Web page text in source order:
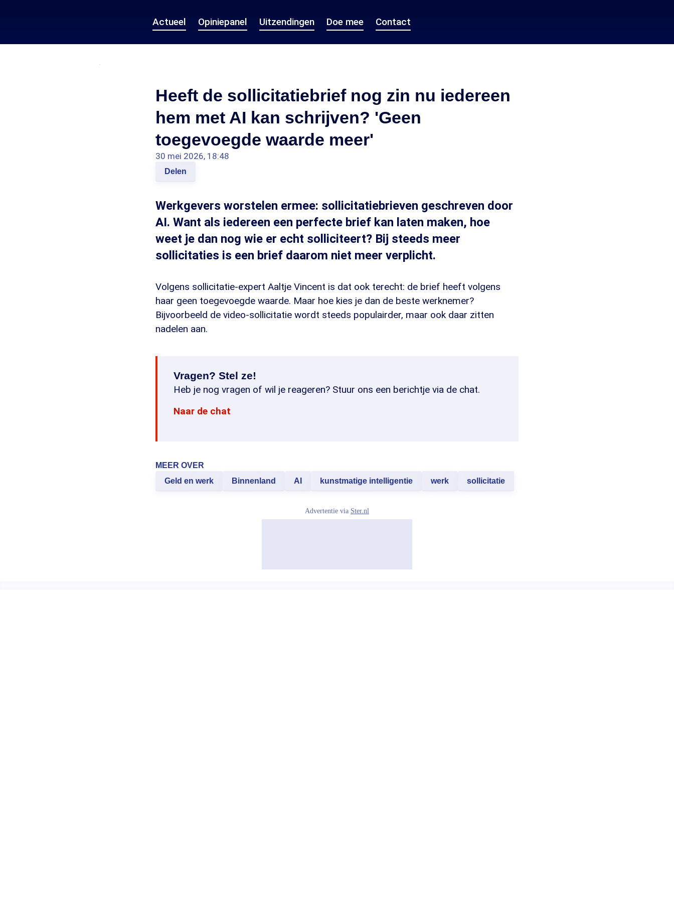
Actueel Opiniepanel Uitzendingen Doe mee Contact
Heeft de sollicitatiebrief nog zin nu iedereen
hem met AI kan schrijven? 'Geen
toegevoegde waarde meer'
30 mei 2026, 18:48
Delen
Werkgevers worstelen ermee: sollicitatiebrieven geschreven door
AI. Want als iedereen een perfecte brief kan laten maken, hoe
weet je dan nog wie er echt solliciteert? Bij steeds meer
sollicitaties is een brief daarom niet meer verplicht.
Volgens sollicitatie-expert Aaltje Vincent is dat ook terecht: de brief heeft volgens
haar geen toegevoegde waarde. Maar hoe kies je dan de beste werknemer?
Bijvoorbeeld de video-sollicitatie wordt steeds populairder, maar ook daar zitten
nadelen aan.
Vragen? Stel ze!
Heb je nog vragen of wil je reageren? Stuur ons een berichtje via de chat.
Naar de chat
MEER OVER
Geld en werk
Binnenland AI kunstmatige intelligentie werk sollicitatie
Advertentie via Ster.nl